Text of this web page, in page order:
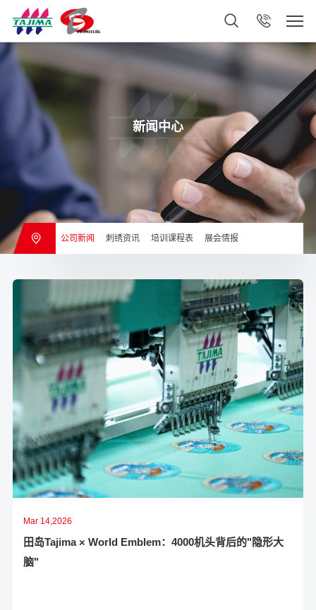
新闻中心
公司新闻 刺绣资讯 培训课程表 展会情报
Mar 14,2026
田岛Tajima × World Emblem：4000机头背后的"隐形大
脑"